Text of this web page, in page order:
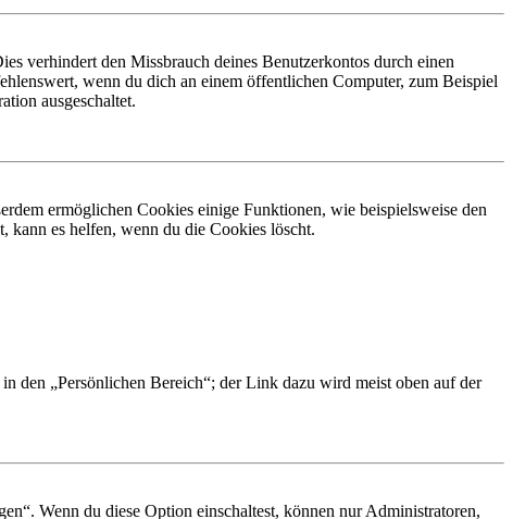
verhindert den Missbrauch deines Benutzerkontos durch einen
wenn du dich an einem öffentlichen Computer, zum Beispiel
ausgeschaltet.
ermöglichen Cookies einige Funktionen, wie beispielsweise den
kann es helfen, wenn du die Cookies löscht.
den „Persönlichen Bereich“; der Link dazu wird meist oben auf der
Wenn du diese Option einschaltest, können nur Administratoren,